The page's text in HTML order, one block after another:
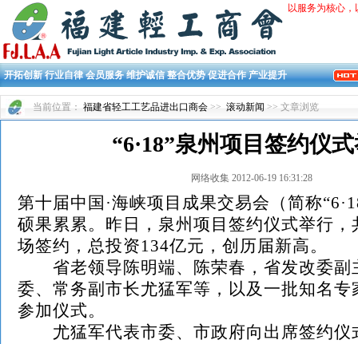
以服务为核心
开拓创新 行业自律 会员服务 维护诚信 整合优势 促进合作 产业提升
当前位置： 福建省轻工工艺品进出口商会 >> 滚动新闻 >> 文章浏览
“6·18”泉州项目签约仪
网络收集 2012-06-19 16:31:28
第十届中国·海峡项目成果交易会（简称
硕果累累。昨日，泉州项目签约仪式举行，
场签约，总投资134亿元，创历届新高。
省老领导陈明端、陈荣春，省发改委副
委、常务副市长尤猛军等，以及一批知名专
参加仪式。
尤猛军代表市委、市政府向出席签约仪